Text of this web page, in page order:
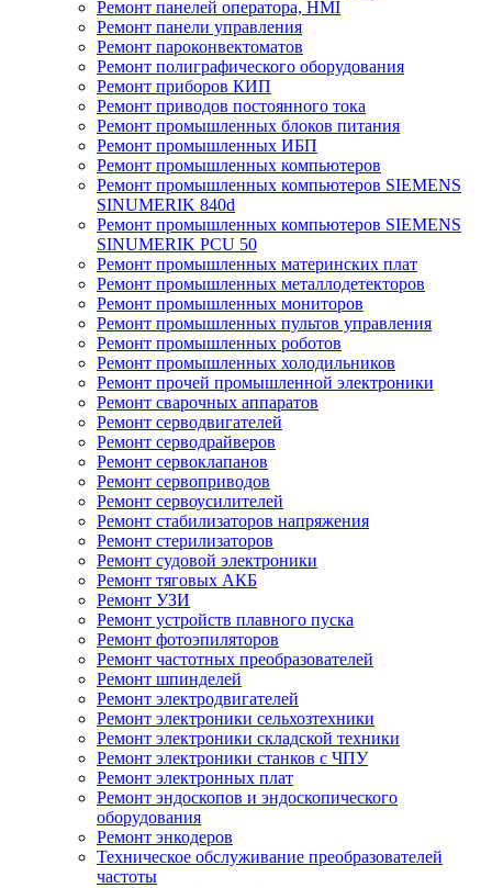
Ремонт панелей оператора, HMI
Ремонт панели управления
Ремонт пароконвектоматов
Ремонт полиграфического оборудования
Ремонт приборов КИП
Ремонт приводов постоянного тока
Ремонт промышленных блоков питания
Ремонт промышленных ИБП
Ремонт промышленных компьютеров
Ремонт промышленных компьютеров SIEMENS
SINUMERIK 840d
Ремонт промышленных компьютеров SIEMENS
SINUMERIK PCU 50
Ремонт промышленных материнских плат
Ремонт промышленных металлодетекторов
Ремонт промышленных мониторов
Ремонт промышленных пультов управления
Ремонт промышленных роботов
Ремонт промышленных холодильников
Ремонт прочей промышленной электроники
Ремонт сварочных аппаратов
Ремонт серводвигателей
Ремонт серводрайверов
Ремонт сервоклапанов
Ремонт сервоприводов
Ремонт сервоусилителей
Ремонт стабилизаторов напряжения
Ремонт стерилизаторов
Ремонт судовой электроники
Ремонт тяговых АКБ
Ремонт УЗИ
Ремонт устройств плавного пуска
Ремонт фотоэпиляторов
Ремонт частотных преобразователей
Ремонт шпинделей
Ремонт электродвигателей
Ремонт электроники сельхозтехники
Ремонт электроники складской техники
Ремонт электроники станков с ЧПУ
Ремонт электронных плат
Ремонт эндоскопов и эндоскопического
оборудования
Ремонт энкодеров
Техническое обслуживание преобразователей
частоты